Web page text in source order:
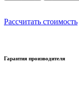
Рассчитать стоимость
Гарантия производителя